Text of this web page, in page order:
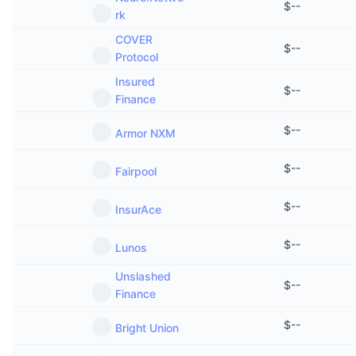
Предстоящие продажи
rk
$--
COVER
Protocol
$--
Insured
Finance
$--
Armor NXM $--
Fairpool $--
InsurAce $--
Lunos $--
Unslashed
Finance
$--
Bright Union $--